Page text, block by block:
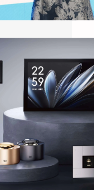
头柜上的智能音箱